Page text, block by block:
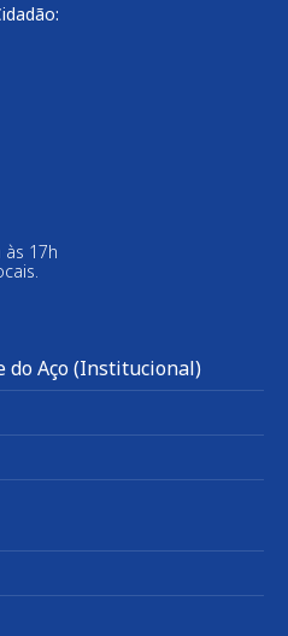
17h
do Aço (Institucional)